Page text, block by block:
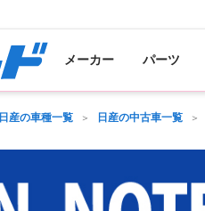
メーカー パーツ
日産の車種一覧 日産の中古車一覧